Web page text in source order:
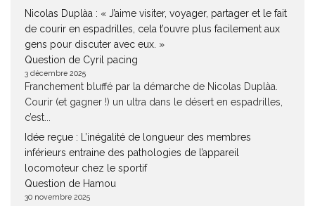
Nicolas Duplàa : « J’aime visiter, voyager, partager et le fait
de courir en espadrilles, cela t’ouvre plus facilement aux
gens pour discuter avec eux. »
Question de Cyril pacing
3 décembre 2025
Franchement bluffé par la démarche de Nicolas Duplàa.
Courir (et gagner !) un ultra dans le désert en espadrilles,
c’est...
Idée reçue : L’inégalité de longueur des membres
inférieurs entraine des pathologies de l’appareil
locomoteur chez le sportif
Question de Hamou
30 novembre 2025